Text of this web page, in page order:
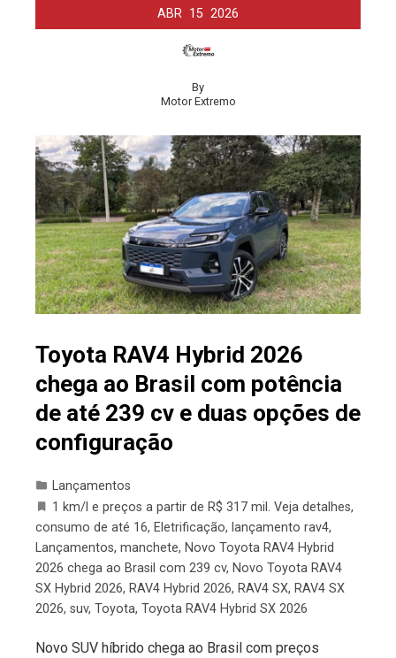
ABR 15 2026
By
Motor Extremo
Toyota RAV4 Hybrid 2026
chega ao Brasil com potência
de até 239 cv e duas opções de
configuração
Lançamentos
1 km/l e preços a partir de R$ 317 mil. Veja detalhes,
consumo de até 16, Eletrificação, lançamento rav4,
Lançamentos, manchete, Novo Toyota RAV4 Hybrid
2026 chega ao Brasil com 239 cv, Novo Toyota RAV4
SX Hybrid 2026, RAV4 Hybrid 2026, RAV4 SX, RAV4 SX
2026, suv, Toyota, Toyota RAV4 Hybrid SX 2026
Novo SUV híbrido chega ao Brasil com preços